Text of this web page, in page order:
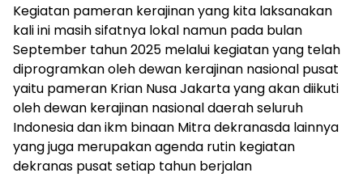
Kegiatan pameran kerajinan yang kita laksanakan
kali ini masih sifatnya lokal namun pada bulan
September tahun 2025 melalui kegiatan yang telah
diprogramkan oleh dewan kerajinan nasional pusat
yaitu pameran Krian Nusa Jakarta yang akan diikuti
oleh dewan kerajinan nasional daerah seluruh
Indonesia dan ikm binaan Mitra dekranasda lainnya
yang juga merupakan agenda rutin kegiatan
dekranas pusat setiap tahun berjalan